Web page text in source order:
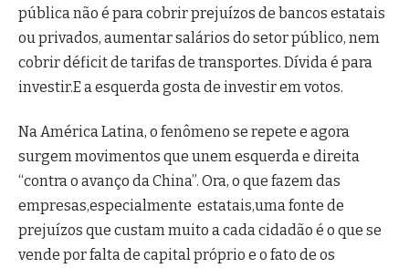
pública não é para cobrir prejuízos de bancos estatais
ou privados, aumentar salários do setor público, nem
cobrir déficit de tarifas de transportes. Dívida é para
investir.E a esquerda gosta de investir em votos.
Na América Latina, o fenômeno se repete e agora
surgem movimentos que unem esquerda e direita
“contra o avanço da China”. Ora, o que fazem das
empresas,especialmente estatais,uma fonte de
prejuízos que custam muito a cada cidadão é o que se
vende por falta de capital próprio e o fato de os